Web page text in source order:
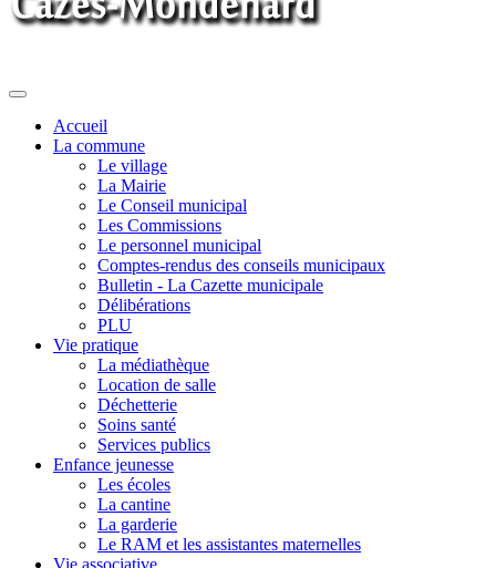
Toggle
navigationAccueil
La commune
Le village
La Mairie
Le Conseil municipal
Les Commissions
Le personnel municipal
Comptes-rendus des conseils municipaux
Bulletin - La Cazette municipale
Délibérations
PLU
Vie pratique
La médiathèque
Location de salle
Déchetterie
Soins santé
Services publics
Enfance jeunesse
Les écoles
La cantine
La garderie
Le RAM et les assistantes maternelles
Vie associative